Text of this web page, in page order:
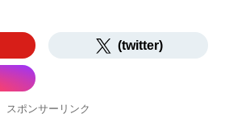
(twitter)
スポンサーリンク